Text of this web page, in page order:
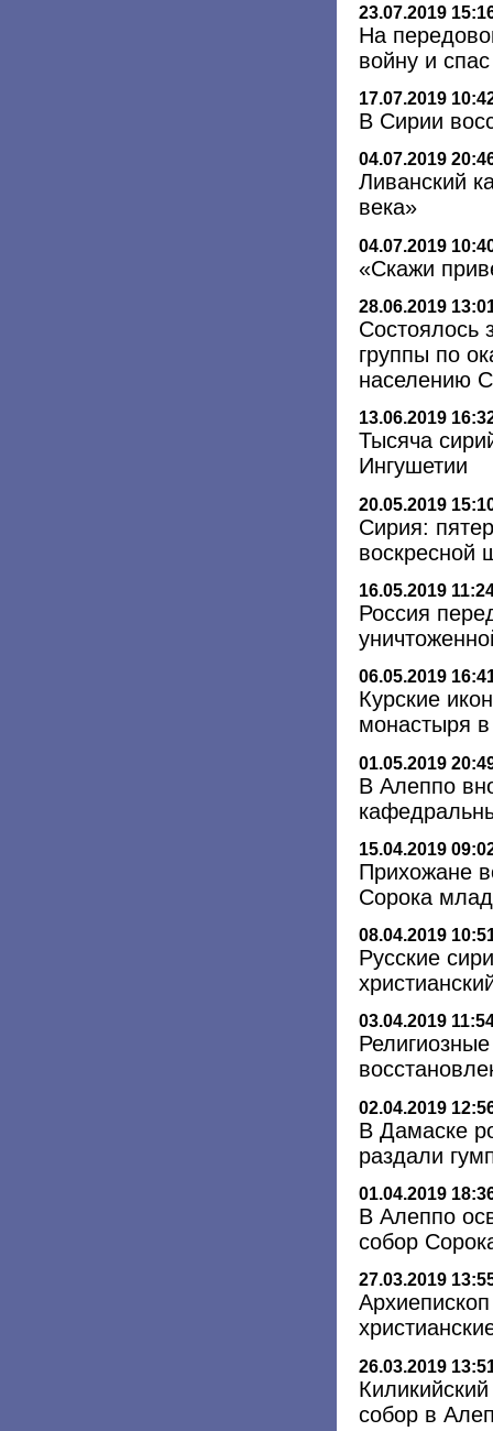
23.07.2019
На
войну и
17.07.2019
В Сирии
04.07.2019
Ливанский
века»
04.07.2019
«Скажи
28.06.2019
Состоялось
группы по
населению
13.06.2019
Тысяча
Ингушетии
20.05.2019
Сирия:
воскресной
16.05.2019
Россия
06.05.2019
Курские
монастыря
01.05.2019
В Алеппо
15.04.2019
Прихожане
Сорока
08.04.2019
Русские
03.04.2019
02.04.2019
В Дамаске
раздали
01.04.2019
В Алеппо
собор
27.03.2019
26.03.2019
собор в